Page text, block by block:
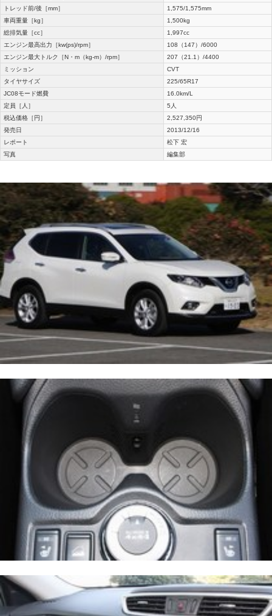
トレッド前/後［mm］
1,575/1,575mm
車両重量［kg］
1,500kg
総排気量［cc］
1,997cc
エンジン最高出力［kw(ps)/rpm］
108（147）/6000
エンジン最大トルク［N・m（kg-m）/rpm］
207（21.1）/4400
ミッション
CVT
タイヤサイズ
225/65R17
JC08モード燃費
16.0km/L
定員［人］
5人
税込価格［円］
2,527,350円
発売日
2013/12/16
レポート
松下 宏
写真
編集部